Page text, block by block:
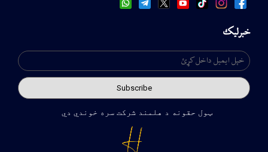
خبرلیک
ټول حقونه د هلمند شرکت سره خوندي دي